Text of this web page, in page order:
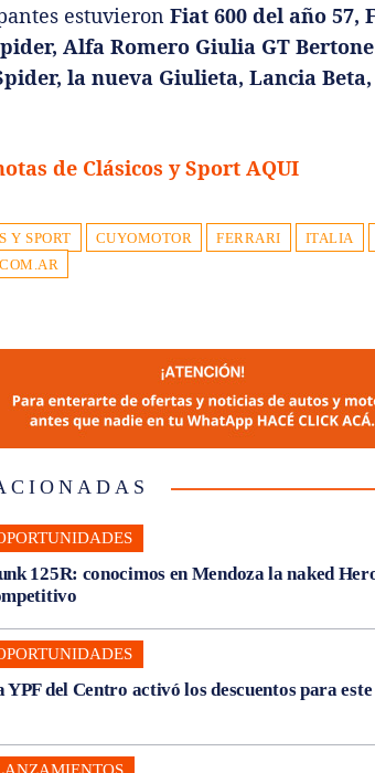
estuvieron Fiat 600 del año 57,
Alfa Romero Giulia GT
la nueva Giulieta, Lancia Beta,
de Clásicos y Sport AQUI
Y SPORT CUYOMOTOR FERRARI ITALIA
125R: conocimos en Mendoza la naked
YPF del Centro activó los descuentos para este